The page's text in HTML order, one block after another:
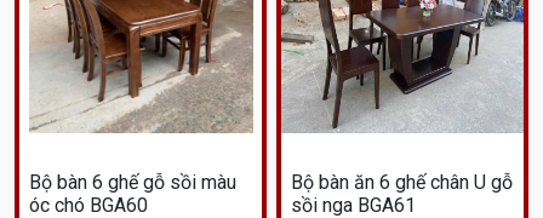
Bộ bàn 6 ghế gỗ sồi màu
óc chó BGA60
Bộ bàn ăn 6 ghế chân U gỗ
sồi nga BGA61